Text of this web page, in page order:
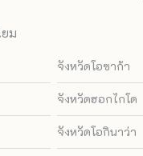
ม
จังหวัดโอซาก้า
จังหวัดฮอกไกโด
จังหวัดโอกินาว่า